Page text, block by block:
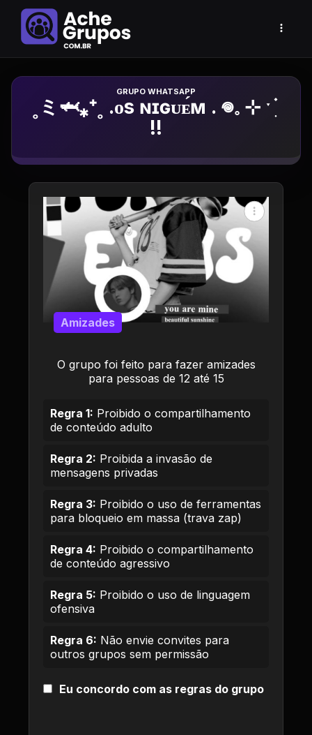
Grupo de Whatsapp
˳ミ🦈⁎⁺˳ .ᴏs ɴɪɢᴜᴇ́ᴍ . 𖦹𓈒 ⊹ ˑ ֗ ִ
!!
O grupo foi feito para fazer amizades
para pessoas de 12 até 15
Amizades
Regra 1: Proibido o compartilhamento
de conteúdo adulto
Regra 2: Proibida a invasão de
mensagens privadas
Regra 3: Proibido o uso de ferramentas
para bloqueio em massa (trava zap)
Regra 4: Proibido o compartilhamento
de conteúdo agressivo
Regra 5: Proibido o uso de linguagem
ofensiva
Regra 6: Não envie convites para
outros grupos sem permissão
Eu concordo com as regras do grupo